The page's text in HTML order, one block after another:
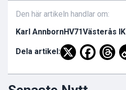
Den här artikeln handlar om:
Karl AnnbornHV71Västerås IK
Dela artikel: